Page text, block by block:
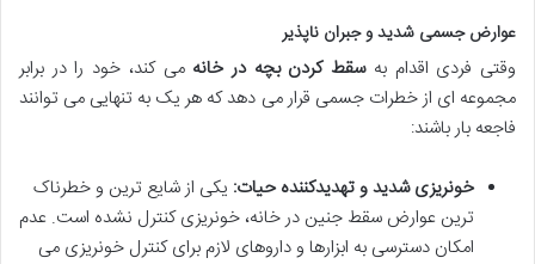
عوارض جسمی شدید و جبران ناپذیر
وقتی فردی اقدام بهسقط کردن بچه در خانه می کند، خود را در برابر
مجموعه ای از خطرات جسمی قرار می دهد که هر یک به تنهایی می توانند
فاجعه بار باشند:
خونریزی شدید و تهدیدکننده حیات: یکی از شایع ترین و خطرناک
ترین عوارض سقط جنین در خانه، خونریزی کنترل نشده است. عدم
امکان دسترسی به ابزارها و داروهای لازم برای کنترل خونریزی می